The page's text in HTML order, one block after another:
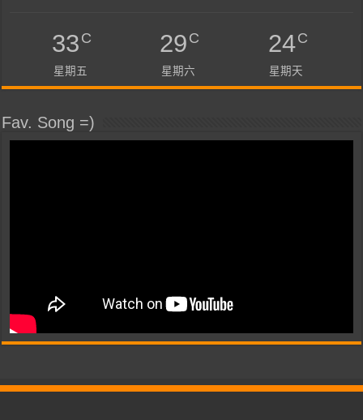
33C
星期五
29C
星期六
24C
星期天
Fav. Song =)